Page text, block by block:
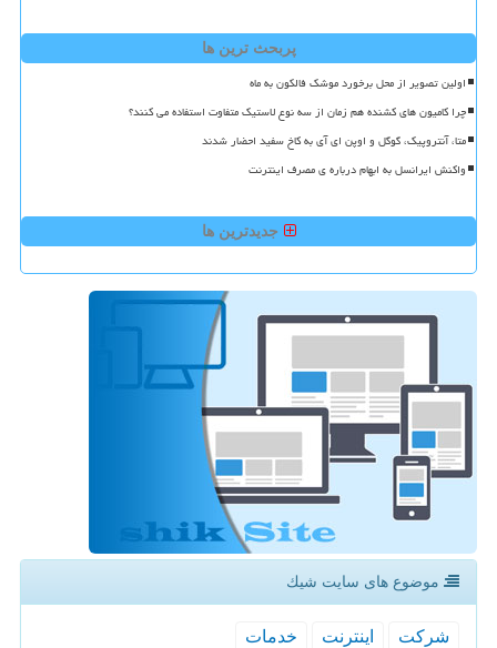
پربحث ترین ها
اولین تصویر از محل برخورد موشک فالکون به ماه
چرا کامیون های کشنده هم زمان از سه نوع لاستیک متفاوت استفاده می کنند؟
متا، آنتروپیک، گوگل و اوپن ای آی به کاخ سفید احضار شدند
واکنش ایرانسل به ابهام درباره ی مصرف اینترنت
جدیدترین ها
موضوع های سایت شیك
شركت اینترنت
خدمات